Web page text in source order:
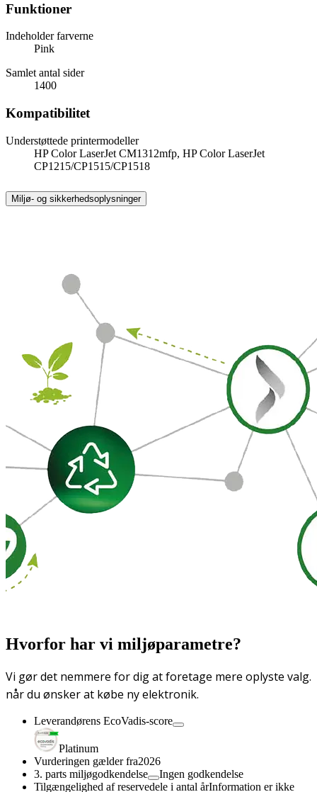
Funktioner
Indeholder farverne
Pink
Samlet antal sider
1400
Kompatibilitet
Understøttede printermodeller
HP Color LaserJet CM1312mfp, HP Color LaserJet
CP1215/CP1515/CP1518
Miljø- og sikkerhedsoplysninger
Hvorfor har vi miljøparametre?
Vi gør det nemmere for dig at foretage mere oplyste valg.
når du ønsker at købe ny elektronik.
Leverandørens EcoVadis-score
Platinum
Vurderingen gælder fra2026
3. parts miljøgodkendelse
Ingen godkendelse
Tilgængelighed af reservedele i antal årInformation er ikke